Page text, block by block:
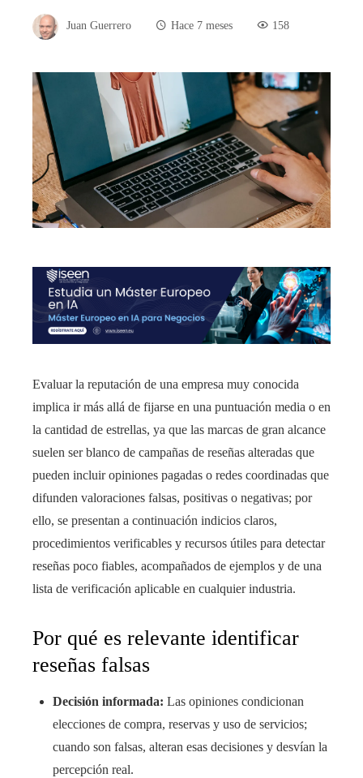
Juan Guerrero Hace 7 meses 158
Evaluar la reputación de una empresa muy conocida
implica ir más allá de fijarse en una puntuación media o en
la cantidad de estrellas, ya que las marcas de gran alcance
suelen ser blanco de campañas de reseñas alteradas que
pueden incluir opiniones pagadas o redes coordinadas que
difunden valoraciones falsas, positivas o negativas; por
ello, se presentan a continuación indicios claros,
procedimientos verificables y recursos útiles para detectar
reseñas poco fiables, acompañados de ejemplos y de una
lista de verificación aplicable en cualquier industria.
Por qué es relevante identificar
reseñas falsas
Decisión informada: Las opiniones condicionan
elecciones de compra, reservas y uso de servicios;
cuando son falsas, alteran esas decisiones y desvían la
percepción real.